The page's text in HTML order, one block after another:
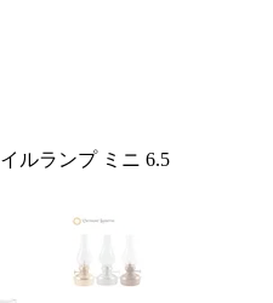
ルランプ ミニ 6.5